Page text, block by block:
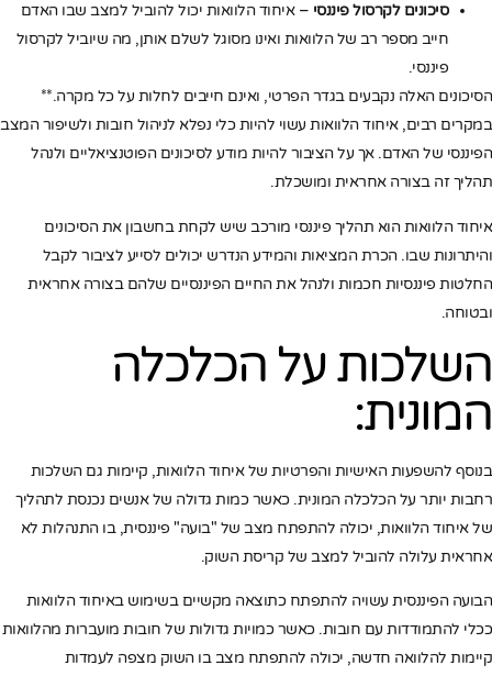
סיכונים לקרסול פיננסי – איחוד הלוואות יכול להוביל למצב שבו האדם
חייב מספר רב של הלוואות ואינו מסוגל לשלם אותן, מה שיוביל לקרסול
פיננסי.
הסיכונים האלה נקבעים בגדר הפרטי, ואינם חייבים לחלות על כל מקרה.**
במקרים רבים, איחוד הלוואות עשוי להיות כלי נפלא לניהול חובות ולשיפור המצב
הפיננסי של האדם. אך על הציבור להיות מודע לסיכונים הפוטנציאליים ולנהל
תהליך זה בצורה אחראית ומושכלת.
איחוד הלוואות הוא תהליך פיננסי מורכב שיש לקחת בחשבון את הסיכונים
והיתרונות שבו. הכרת המציאות והמידע הנדרש יכולים לסייע לציבור לקבל
החלטות פיננסיות חכמות ולנהל את החיים הפיננסיים שלהם בצורה אחראית
ובטוחה.
השלכות על הכלכלה
המונית:
בנוסף להשפעות האישיות והפרטיות של איחוד הלוואות, קיימות גם השלכות
רחבות יותר על הכלכלה המונית. כאשר כמות גדולה של אנשים נכנסת לתהליך
של איחוד הלוואות, יכולה להתפתח מצב של "בועה" פיננסית, בו התנהלות לא
אחראית עלולה להוביל למצב של קריסת השוק.
הבועה הפיננסית עשויה להתפתח כתוצאה מקשיים בשימוש באיחוד הלוואות
ככלי להתמודדות עם חובות. כאשר כמויות גדולות של חובות מועברות מהלוואות
קיימות להלוואה חדשה, יכולה להתפתח מצב בו השוק מצפה לעמדות